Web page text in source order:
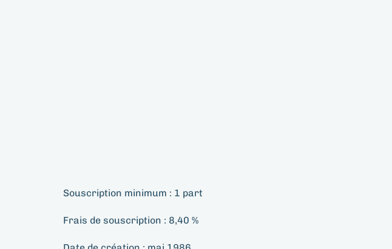
Souscription minimum : 1 part
Frais de souscription : 8,40 %